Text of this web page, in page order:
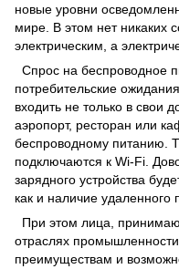
новые уровни
мире. В этом нет никаких
электрическим, а
Спрос на беспроводное
потребительские
входить не только в свои
аэропорт, ресторан или
беспроводному питанию.
подключаются к Wi-Fi.
зарядного устройства
как и наличие удаленного
При этом лица,
отраслях
преимуществам и